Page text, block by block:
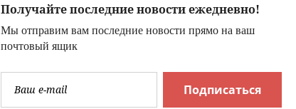
Получайте последние новости ежедневно!
Мы отправим вам последние новости прямо на ваш
почтовый ящик
Подписаться